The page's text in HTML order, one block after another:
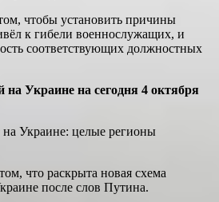
чтобы установить причины
к гибели военнослужащих, и
соответствующих должностных
на Украине на сегодня 4 октября
что раскрыта новая схема
после слов Путина.